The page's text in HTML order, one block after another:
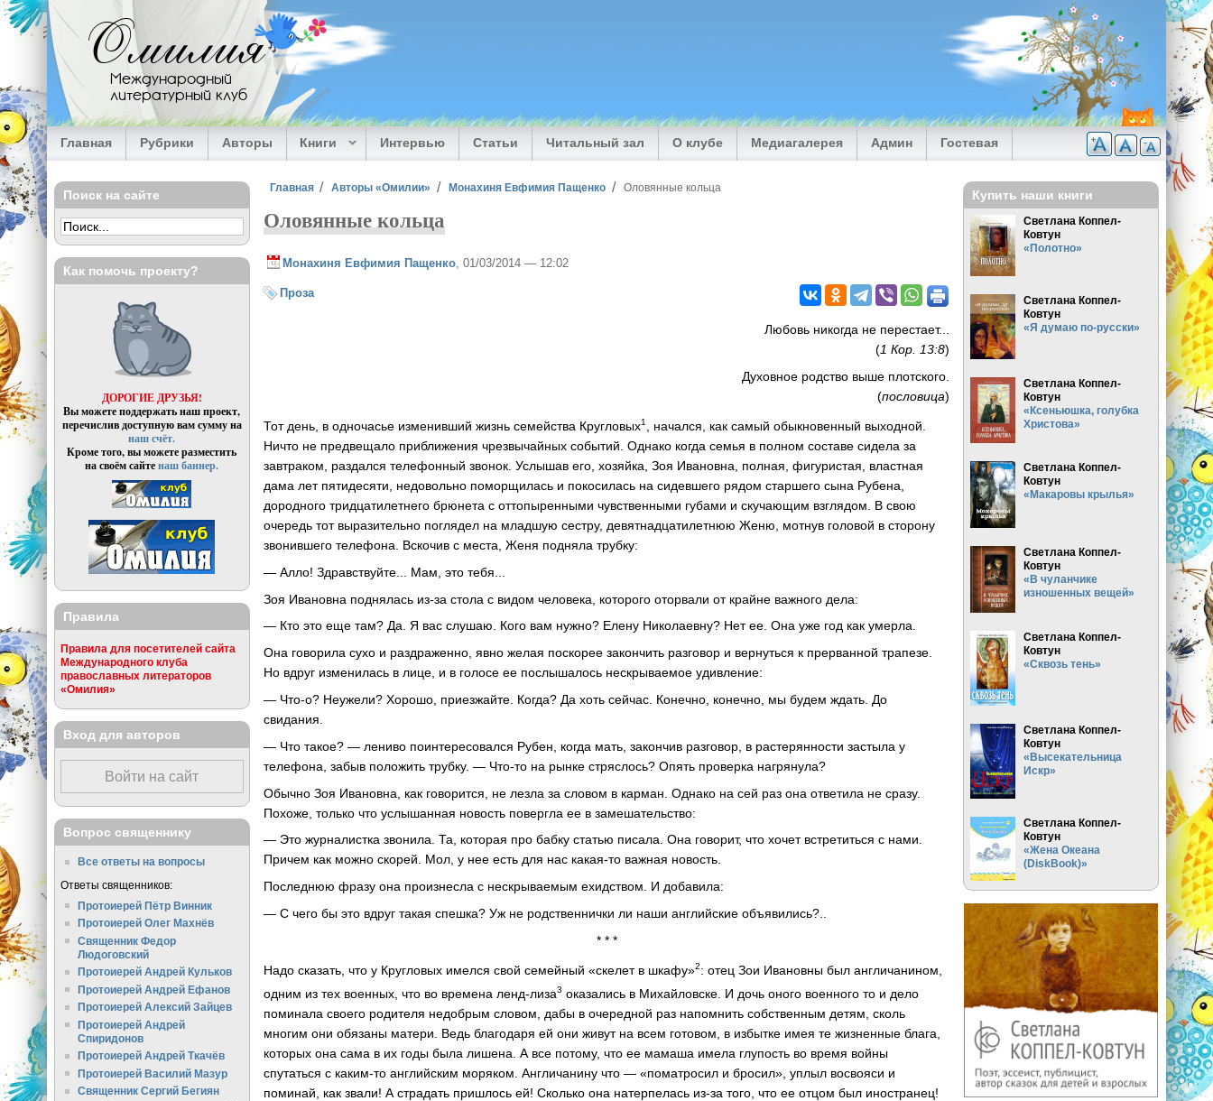
Перейти к основному содержанию
Омилия
Международный
литературный клуб
Главная Рубрики Авторы Книги Интервью Статьи Читальный зал О клубе Медиагалерея Админ Гостевая
Вы здесь
Главная Авторы «Омилии» Монахиня Евфимия Пащенко Оловянные кольца
Оловянные кольца
Монахиня Евфимия Пащенко , 01/03/2014 — 12:02
Проза
Любовь никогда не перестает...
(1 Кор. 13:8)
Духовное родство выше плотского.
(пословица)
Тот день, в одночасье изменивший жизнь семейства Кругловых1
, начался, как самый обыкновенный выходной.
Ничто не предвещало приближения чрезвычайных событий. Однако когда семья в полном составе сидела за
завтраком, раздался телефонный звонок. Услышав его, хозяйка, Зоя Ивановна, полная, фигуристая, властная
дама лет пятидесяти, недовольно поморщилась и покосилась на сидевшего рядом старшего сына Рубена,
дородного тридцатилетнего брюнета с оттопыренными чувственными губами и скучающим взглядом. В свою
очередь тот выразительно поглядел на младшую сестру, девятнадцатилетнюю Женю, мотнув головой в сторону
звонившего телефона. Вскочив с места, Женя подняла трубку:
— Алло! Здравствуйте... Мам, это тебя...
Зоя Ивановна поднялась из-за стола с видом человека, которого оторвали от крайне важного дела:
— Кто это еще там? Да. Я вас слушаю. Кого вам нужно? Елену Николаевну? Нет ее. Она уже год как умерла.
Она говорила сухо и раздраженно, явно желая поскорее закончить разговор и вернуться к прерванной трапезе.
Но вдруг изменилась в лице, и в голосе ее послышалось нескрываемое удивление:
— Что-о? Неужели? Хорошо, приезжайте. Когда? Да хоть сейчас. Конечно, конечно, мы будем ждать. До
свидания.
— Что такое? — лениво поинтересовался Рубен, когда мать, закончив разговор, в растерянности застыла у
телефона, забыв положить трубку. — Что-то на рынке стряслось? Опять проверка нагрянула?
Обычно Зоя Ивановна, как говорится, не лезла за словом в карман. Однако на сей раз она ответила не сразу.
Похоже, только что услышанная новость повергла ее в замешательство:
— Это журналистка звонила. Та, которая про бабку статью писала. Она говорит, что хочет встретиться с нами.
Причем как можно скорей. Мол, у нее есть для нас какая-то важная новость.
Последнюю фразу она произнесла с нескрываемым ехидством. И добавила:
— С чего бы это вдруг такая спешка? Уж не родственнички ли наши английские объявились?..
* * *
Надо сказать, что у Кругловых имелся свой семейный «скелет в шкафу»2: отец Зои Ивановны был англичанином,
одним из тех военных, что во времена ленд-лиза3 оказались в Михайловске. И дочь оного военного то и дело
поминала своего родителя недобрым словом, дабы в очередной раз напомнить собственным детям, сколь
многим они обязаны матери. Ведь благодаря ей они живут на всем готовом, в избытке имея те жизненные блага,
которых она сама в их годы была лишена. А все потому, что ее мамаша имела глупость во время войны
спутаться с каким-то английским моряком. Англичанину что — «поматросил и бросил», уплыл восвояси и
поминай, как звали! А страдать пришлось ей! Сколько она натерпелась из-за того, что ее отцом был иностранец!
Поиск на сайте
Как помочь проекту?
ДОРОГИЕ ДРУЗЬЯ!
Вы можете поддержать наш проект,
перечислив доступную вам сумму на
наш счёт.
Кроме того, вы можете разместить
на своём сайтенаш баннер.
Правила
Правила для посетителей сайта
Международного клуба
православных литераторов
«Омилия»
Вход для авторов
Войти на сайт
Вопрос священнику
Все ответы на вопросы
Ответы священников:
Протоиерей Пётр Винник
Протоиерей Олег Махнёв
Священник Федор
Людоговский
Протоиерей Андрей Кульков
Протоиерей Андрей Ефанов
Протоиерей Алексий Зайцев
Протоиерей Андрей
Спиридонов
Протоиерей Андрей Ткачёв
Протоиерей Василий Мазур
Священник Сергий Бегиян
Купить наши книги
Светлана Коппел-
Ковтун
«Полотно»
Светлана Коппел-
Ковтун
«Я думаю по-русски»
Светлана Коппел-
Ковтун
«Ксеньюшка, голубка
Христова»
Светлана Коппел-
Ковтун
«Макаровы крылья»
Светлана Коппел-
Ковтун
«В чуланчике
изношенных вещей»
Светлана Коппел-
Ковтун
«Сквозь тень»
Светлана Коппел-
Ковтун
«Высекательница
Искр»
Светлана Коппел-
Ковтун
«Жена Океана
(DiskBook)»